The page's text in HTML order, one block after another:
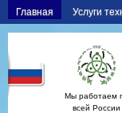
Главная Услуги
Мы работаем
всей России